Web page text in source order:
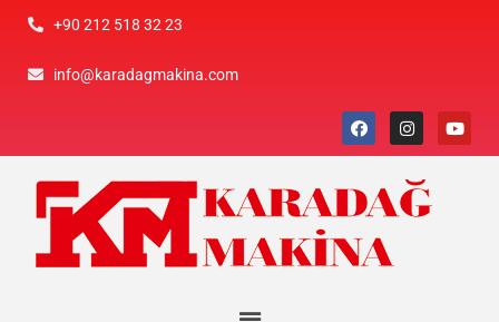
+90 212 518 32 23
info@karadagmakina.com